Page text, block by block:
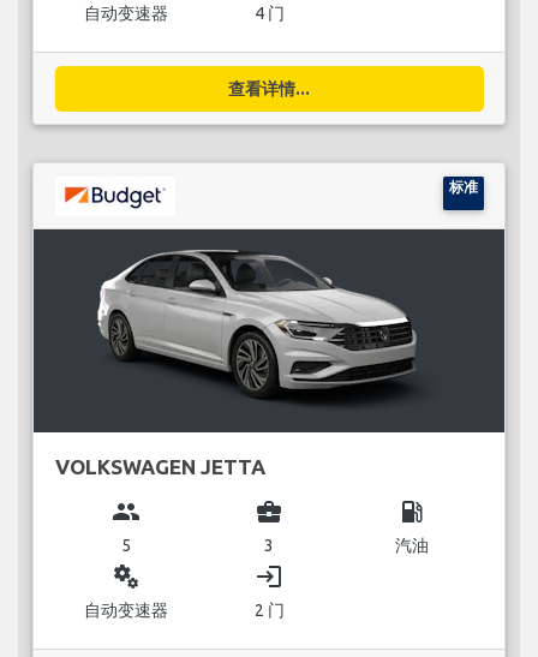
自动变速器 4 门
查看详情...
标准
VOLKSWAGEN JETTA
group
5
business_center
3
local_gas_station
汽油
miscellaneous_services
自动变速器
login
2 门